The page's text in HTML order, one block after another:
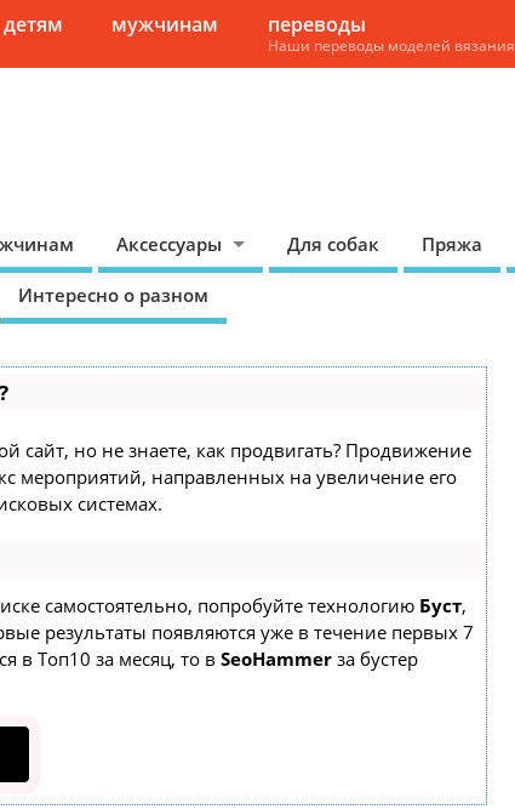
детям мужчинам переводы
Наши переводы моделей вязания
Аксессуары Для собак Пряжа
Интересно о разном
сайт, но не знаете, как продвигать? Продвижение
мероприятий, направленных на увеличение его
системах.
самостоятельно, попробуйте технологию Буст,
результаты появляются уже в течение первых 7
в Топ10 за месяц, то в SeoHammer за бустер